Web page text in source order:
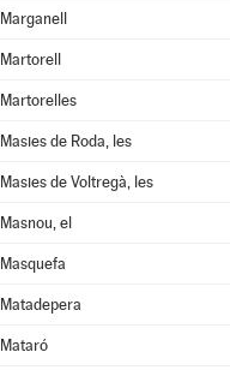
Marganell
Martorell
Martorelles
Masies de Roda, les
Masies de Voltregà, les
Masnou, el
Masquefa
Matadepera
Mataró